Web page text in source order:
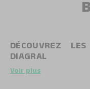
DÉCOUVREZ
DIAGRAL
Depuis plus de 30
Voir plus